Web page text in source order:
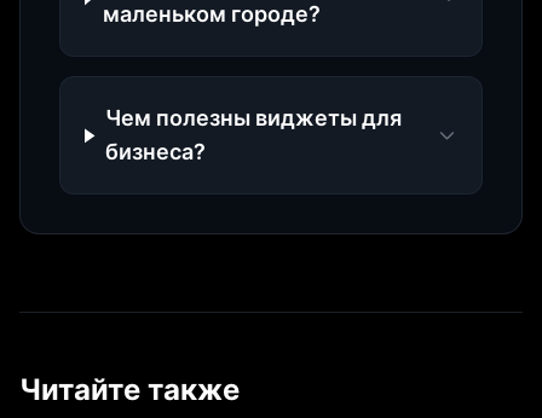
маленьком городе?
Чем полезны виджеты для
бизнеса?
Читайте также